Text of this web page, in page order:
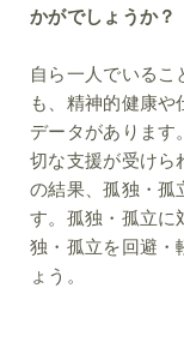
かがでしょうか？
自ら一人でいる
も、精神的健康や
データがあります
切な支援が受けら
の結果、孤独・孤
す。孤独・孤立に
独・孤立を回避・
ょう。